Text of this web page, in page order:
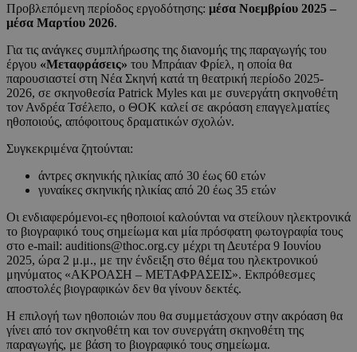
Προβλεπόμενη περίοδος εργοδότησης: μέσα Νοεμβρίου 2025 –
μέσα Μαρτίου 2026.
Για τις ανάγκες συμπλήρωσης της διανομής της παραγωγής του
έργου «Μεταφράσεις» του Μπράιαν Φρίελ, η οποία θα
παρουσιαστεί στη Νέα Σκηνή κατά τη θεατρική περίοδο 2025-
2026, σε σκηνοθεσία Patrick Myles και με συνεργάτη σκηνοθέτη
τον Ανδρέα Τσέλεπο, ο ΘΟΚ καλεί σε ακρόαση επαγγελματίες
ηθοποιούς, απόφοιτους δραματικών σχολών.
Συγκεκριμένα ζητούνται:
άντρες σκηνικής ηλικίας από 30 έως 60 ετών
γυναίκες σκηνικής ηλικίας από 20 έως 35 ετών
Οι ενδιαφερόμενοι-ες ηθοποιοί καλούνται να στείλουν ηλεκτρονικά
το βιογραφικό τους σημείωμα και μία πρόσφατη φωτογραφία τους
στο e-mail: auditions@thoc.org.cy μέχρι τη Δευτέρα 9 Ιουνίου
2025, ώρα 2 μ.μ., με την ένδειξη στο θέμα του ηλεκτρονικού
μηνύματος «ΑΚΡΟΑΣΗ – ΜΕΤΑΦΡΑΣΕΙΣ». Εκπρόθεσμες
αποστολές βιογραφικών δεν θα γίνουν δεκτές.
Η επιλογή των ηθοποιών που θα συμμετάσχουν στην ακρόαση θα
γίνει από τον σκηνοθέτη και τον συνεργάτη σκηνοθέτη της
παραγωγής, με βάση το βιογραφικό τους σημείωμα.